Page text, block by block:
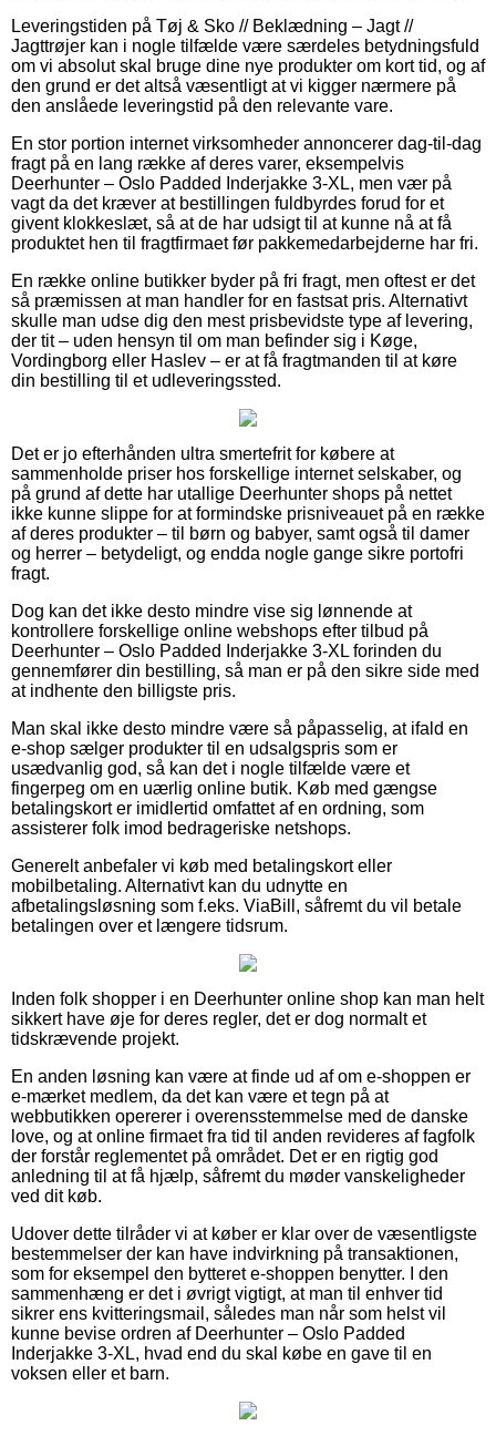
Leveringstiden på Tøj & Sko // Beklædning – Jagt //
Jagttrøjer kan i nogle tilfælde være særdeles betydningsfuld
om vi absolut skal bruge dine nye produkter om kort tid, og af
den grund er det altså væsentligt at vi kigger nærmere på
den anslåede leveringstid på den relevante vare.
En stor portion internet virksomheder annoncerer dag-til-dag
fragt på en lang række af deres varer, eksempelvis
Deerhunter – Oslo Padded Inderjakke 3-XL, men vær på
vagt da det kræver at bestillingen fuldbyrdes forud for et
givent klokkeslæt, så at de har udsigt til at kunne nå at få
produktet hen til fragtfirmaet før pakkemedarbejderne har fri.
En række online butikker byder på fri fragt, men oftest er det
så præmissen at man handler for en fastsat pris. Alternativt
skulle man udse dig den mest prisbevidste type af levering,
der tit – uden hensyn til om man befinder sig i Køge,
Vordingborg eller Haslev – er at få fragtmanden til at køre
din bestilling til et udleveringssted.
Det er jo efterhånden ultra smertefrit for købere at
sammenholde priser hos forskellige internet selskaber, og
på grund af dette har utallige Deerhunter shops på nettet
ikke kunne slippe for at formindske prisniveauet på en række
af deres produkter – til børn og babyer, samt også til damer
og herrer – betydeligt, og endda nogle gange sikre portofri
fragt.
Dog kan det ikke desto mindre vise sig lønnende at
kontrollere forskellige online webshops efter tilbud på
Deerhunter – Oslo Padded Inderjakke 3-XL forinden du
gennemfører din bestilling, så man er på den sikre side med
at indhente den billigste pris.
Man skal ikke desto mindre være så påpasselig, at ifald en
e-shop sælger produkter til en udsalgspris som er
usædvanlig god, så kan det i nogle tilfælde være et
fingerpeg om en uærlig online butik. Køb med gængse
betalingskort er imidlertid omfattet af en ordning, som
assisterer folk imod bedrageriske netshops.
Generelt anbefaler vi køb med betalingskort eller
mobilbetaling. Alternativt kan du udnytte en
afbetalingsløsning som f.eks. ViaBill, såfremt du vil betale
betalingen over et længere tidsrum.
Inden folk shopper i en Deerhunter online shop kan man helt
sikkert have øje for deres regler, det er dog normalt et
tidskrævende projekt.
En anden løsning kan være at finde ud af om e-shoppen er
e-mærket medlem, da det kan være et tegn på at
webbutikken opererer i overensstemmelse med de danske
love, og at online firmaet fra tid til anden revideres af fagfolk
der forstår reglementet på området. Det er en rigtig god
anledning til at få hjælp, såfremt du møder vanskeligheder
ved dit køb.
Udover dette tilråder vi at køber er klar over de væsentligste
bestemmelser der kan have indvirkning på transaktionen,
som for eksempel den bytteret e-shoppen benytter. I den
sammenhæng er det i øvrigt vigtigt, at man til enhver tid
sikrer ens kvitteringsmail, således man når som helst vil
kunne bevise ordren af Deerhunter – Oslo Padded
Inderjakke 3-XL, hvad end du skal købe en gave til en
voksen eller et barn.